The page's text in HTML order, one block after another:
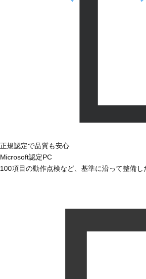
正規認定で品質も安心
Microsoft認定PC
100項目の動作点検など、基準に沿って整備